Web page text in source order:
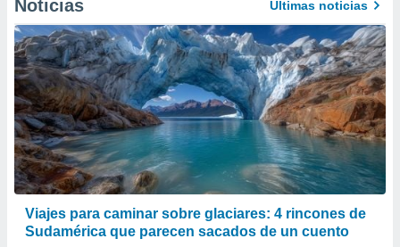
e
mediante
publicidad
publicidad
de
1199
Noticias Últimas noticias
Viajes para caminar sobre glaciares: 4 rincones de
Sudamérica que parecen sacados de un cuento